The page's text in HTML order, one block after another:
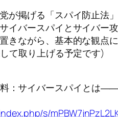
が掲げる「スパイ防止法
イバースパイとサイバー
きながら、基本的な観点
て取り上げる予定です)
料：サイバースパイとは
s/